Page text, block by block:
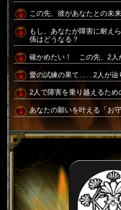
この先、彼があなたとの未
もし、あなたが障害に耐
係はどうなる？
確かめたい！ この先、2人
愛の試練の果て……2人が辿
2人で障害を乗り越えるた
あなたの願いを叶える「お